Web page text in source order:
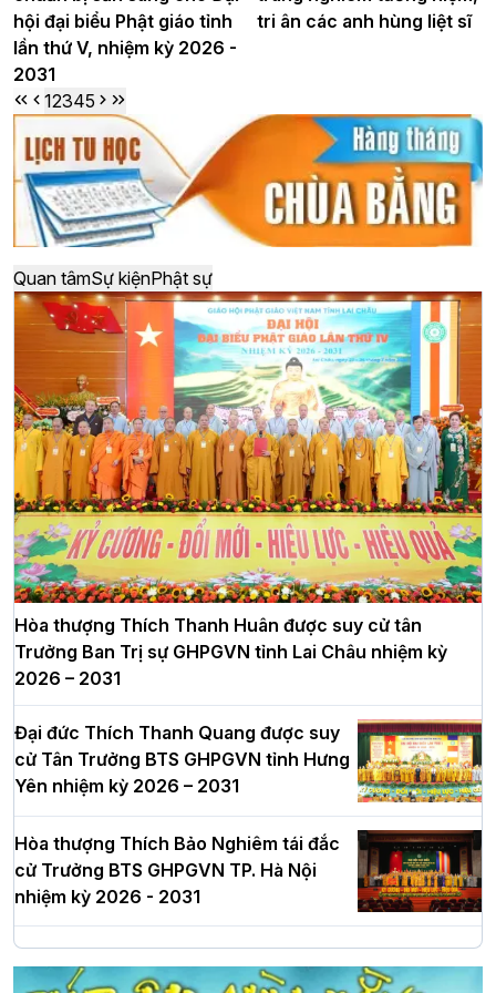
hội đại biểu Phật giáo tỉnh
lần thứ V, nhiệm kỳ 2026 -
2031
tri ân các anh hùng liệt sĩ
12345
Quan tâmSự kiệnPhật sự
Hòa thượng Thích Thanh Huân được suy cử tân
Trưởng Ban Trị sự GHPGVN tỉnh Lai Châu nhiệm kỳ
2026 – 2031
Đại đức Thích Thanh Quang được suy
cử Tân Trưởng BTS GHPGVN tỉnh Hưng
Yên nhiệm kỳ 2026 – 2031
Hòa thượng Thích Bảo Nghiêm tái đắc
cử Trưởng BTS GHPGVN TP. Hà Nội
nhiệm kỳ 2026 - 2031
Hà Nội: Long trọng lễ khởi công xây
dựng Trung tâm văn hóa Phật giáo Thủ